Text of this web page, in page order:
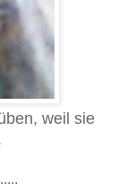
weil sie